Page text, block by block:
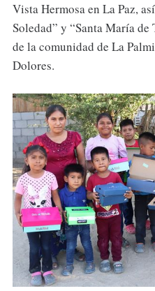
Vista Hermosa en La Paz,
Soledad” y “Santa María
de la comunidad de La
Dolores.